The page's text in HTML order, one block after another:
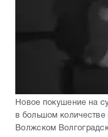
Новое покушение на
в большом количестве
Волжском